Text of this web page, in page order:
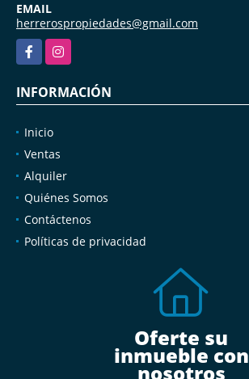
EMAIL
herrerospropiedades@gmail.com
FacebookInstagram
INFORMACIÓN
Inicio
Ventas
Alquiler
Quiénes Somos
Contáctenos
Políticas de privacidad
Oferte su
inmueble con
nosotros